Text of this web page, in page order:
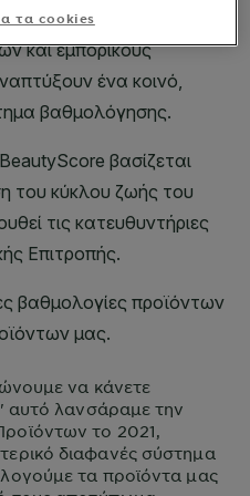
να κάνετε
αυτό λανσάραμε την
το 2021,
διαφανές σύστημα
τα προϊόντα μας
τα cookies